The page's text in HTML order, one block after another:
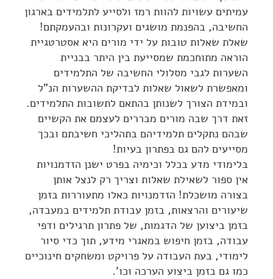
עמיתים עשויות להוות רמז ולסייע לתלמידים בארגון
החשיבה, בהפנמת מושגים ועקרונות ובהעמקתם!
שאלת שאלות טובות על ידי מורים היא אסטרטגיית
הוראה מתוחכמת שמסייעת בין היתר בבניית
השערות לגבי מסלולי החשיבה של התלמידים
ומאפשרת לשאול שאלות לבדיקת ההשערות הנ"ל
ובמידת הצורך לשנותן בהתאם לתשובות התלמידים.
זאת דרך שבה מורים מבררים לעצמם את הקשיים
שבהם נתקלים תלמידיהם בתהליכי חשיבתם ובכך
מסייעים להם גם בפתרון בעיות!
בלימודי מדע בכלל וכימיה בפרט ישנן הזדמנויות
אין ספור לשאילת שאלות וצריך רק לנצל אותן
בצורה מושכלת! הזדמנויות כאלו מתעוררות בזמן
שיעורים והרצאות, בזמן עבודת תלמידים במעבדה,
בזמן ביצוען של הדגמות, של פתרון תרגילים ודפי
עבודה, בזמן חיפוש במאגרי מידע, תוך כדי סיור
לימודי, בעת העבודה על פרויקט ומשחקים חינוכיים
כמו גם בזמן ביצוע הערכה וכו'.